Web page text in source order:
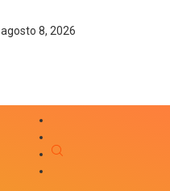
agosto 8, 2026